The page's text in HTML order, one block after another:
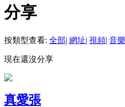
分享
按類型查看: 全部| 網址| 視頻| 音樂
現在還沒分享
真愛張